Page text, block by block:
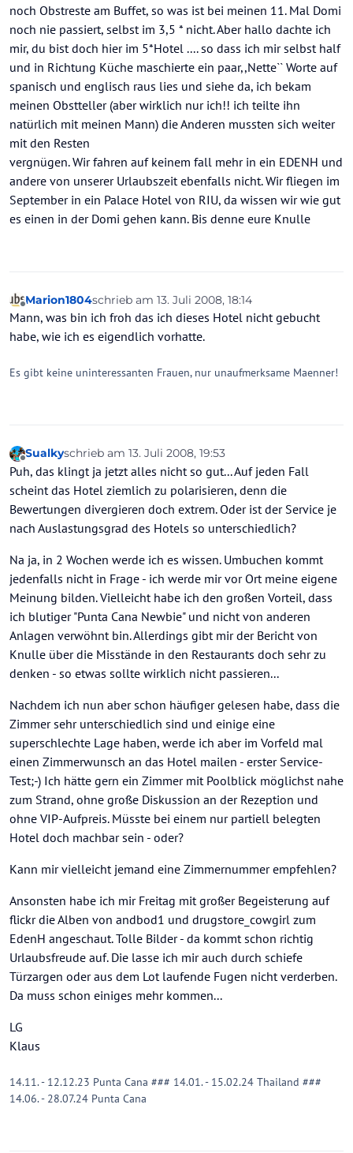
noch Obstreste am Buffet, so was ist bei meinen 11. Mal Domi
noch nie passiert, selbst im 3,5 * nicht. Aber hallo dachte ich
mir, du bist doch hier im 5*Hotel .... so dass ich mir selbst half
und in Richtung Küche maschierte ein paar,,Nette`` Worte auf
spanisch und englisch raus lies und siehe da, ich bekam
meinen Obstteller (aber wirklich nur ich!! ich teilte ihn
natürlich mit meinen Mann) die Anderen mussten sich weiter
mit den Resten
vergnügen. Wir fahren auf keinem fall mehr in ein EDENH und
andere von unserer Urlaubszeit ebenfalls nicht. Wir fliegen im
September in ein Palace Hotel von RIU, da wissen wir wie gut
es einen in der Domi gehen kann. Bis denne eure Knulle
Offline
Marion1804schrieb am 13. Juli 2008, 18:14
zuletzt editiert von
Mann, was bin ich froh das ich dieses Hotel nicht gebucht
habe, wie ich es eigendlich vorhatte.
Es gibt keine uninteressanten Frauen, nur unaufmerksame Maenner!
Offline
Sualkyschrieb am 13. Juli 2008, 19:53
zuletzt editiert von
Puh, das klingt ja jetzt alles nicht so gut... Auf jeden Fall
scheint das Hotel ziemlich zu polarisieren, denn die
Bewertungen divergieren doch extrem. Oder ist der Service je
nach Auslastungsgrad des Hotels so unterschiedlich?
Na ja, in 2 Wochen werde ich es wissen. Umbuchen kommt
jedenfalls nicht in Frage - ich werde mir vor Ort meine eigene
Meinung bilden. Vielleicht habe ich den großen Vorteil, dass
ich blutiger "Punta Cana Newbie" und nicht von anderen
Anlagen verwöhnt bin. Allerdings gibt mir der Bericht von
Knulle über die Misstände in den Restaurants doch sehr zu
denken - so etwas sollte wirklich nicht passieren...
Nachdem ich nun aber schon häufiger gelesen habe, dass die
Zimmer sehr unterschiedlich sind und einige eine
superschlechte Lage haben, werde ich aber im Vorfeld mal
einen Zimmerwunsch an das Hotel mailen - erster Service-
Test;-) Ich hätte gern ein Zimmer mit Poolblick möglichst nahe
zum Strand, ohne große Diskussion an der Rezeption und
ohne VIP-Aufpreis. Müsste bei einem nur partiell belegten
Hotel doch machbar sein - oder?
Kann mir vielleicht jemand eine Zimmernummer empfehlen?
Ansonsten habe ich mir Freitag mit großer Begeisterung auf
flickr die Alben von andbod1 und drugstore_cowgirl zum
EdenH angeschaut. Tolle Bilder - da kommt schon richtig
Urlaubsfreude auf. Die lasse ich mir auch durch schiefe
Türzargen oder aus dem Lot laufende Fugen nicht verderben.
Da muss schon einiges mehr kommen...
LG
Klaus
14.11. - 12.12.23 Punta Cana ### 14.01. - 15.02.24 Thailand ###
14.06. - 28.07.24 Punta Cana